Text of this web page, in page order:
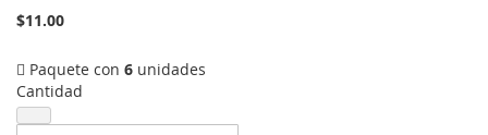
$11.00
Paquete con 6 unidades
Cantidad